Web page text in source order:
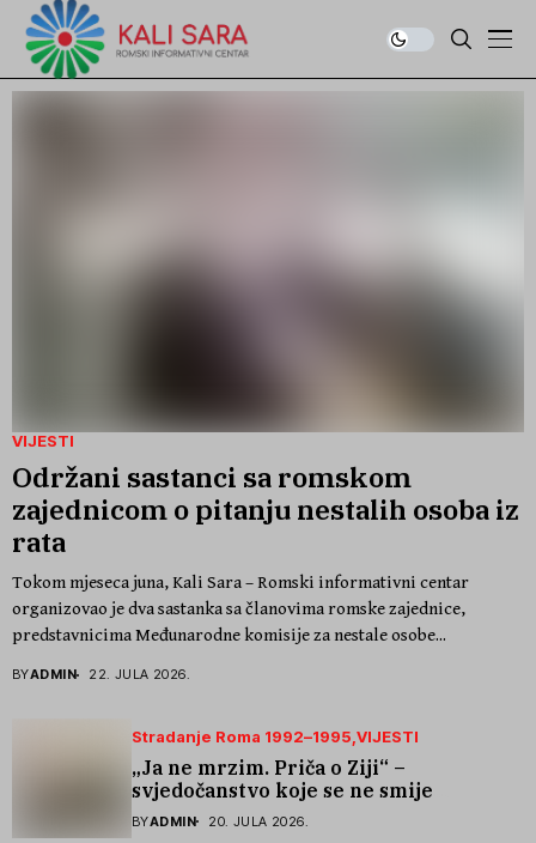
VIJESTI
Održani sastanci sa romskom
zajednicom o pitanju nestalih osoba iz
rata
Tokom mjeseca juna, Kali Sara – Romski informativni centar
organizovao je dva sastanka sa članovima romske zajednice,
predstavnicima Međunarodne komisije za nestale osobe...
BYADMIN 22. JULA 2026.
Stradanje Roma 1992–1995 VIJESTI
„Ja ne mrzim. Priča o Ziji“ –
svjedočanstvo koje se ne smije
zaboraviti
BYADMIN 20. JULA 2026.